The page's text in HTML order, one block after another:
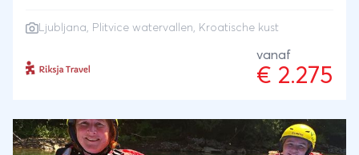
helderblauwe Plitvice watervallen en ontdek
vervolgens een aantal mooie plekken aan de kust
van Kroatië. Veel activiteiten zoals een outdoor
fietsexcursie zijn inclusief.
Ljubljana, Plitvice watervallen, Kroatische kust
vanaf
€ 2.275